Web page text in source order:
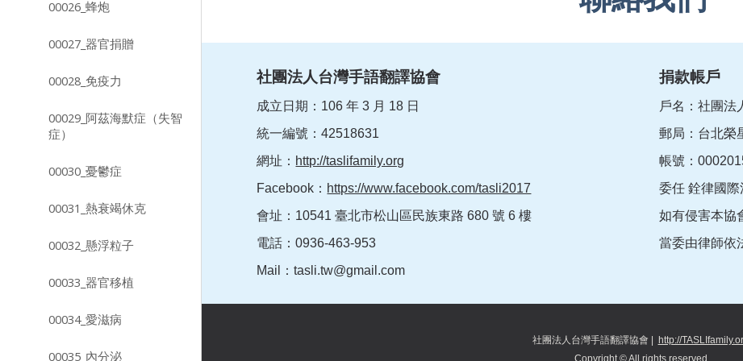
00026_蜂炮
00027_器官捐贈
00028_免疫力
00029_阿茲海默症（失智
症）
00030_憂鬱症
00031_熱衰竭休克
00032_懸浮粒子
00033_器官移植
00034_愛滋病
00035_內分泌
社團法人台灣手語翻譯協會
成立日期：106 年 3 月 18 日
統一編號：42518631
網址： http://taslifamily.org
Facebook： https://www.facebook.com/tasli2017
會址：10541 臺北市松山區民族東路 680 號 6 樓
電話：0936-463-953
Mail：tasli.tw@gmail.com
捐款帳戶
戶名：社團法
郵局：台北榮
帳號：
委任 銓律國
如有侵害本協
當委由律師依
社團法人台灣手語翻譯協會
http://
Copyright © All rights reserved.